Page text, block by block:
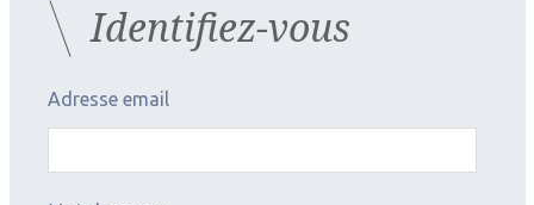
2026.07.11
Contactologie,Myopie
Identifiez-vous
Adresse email